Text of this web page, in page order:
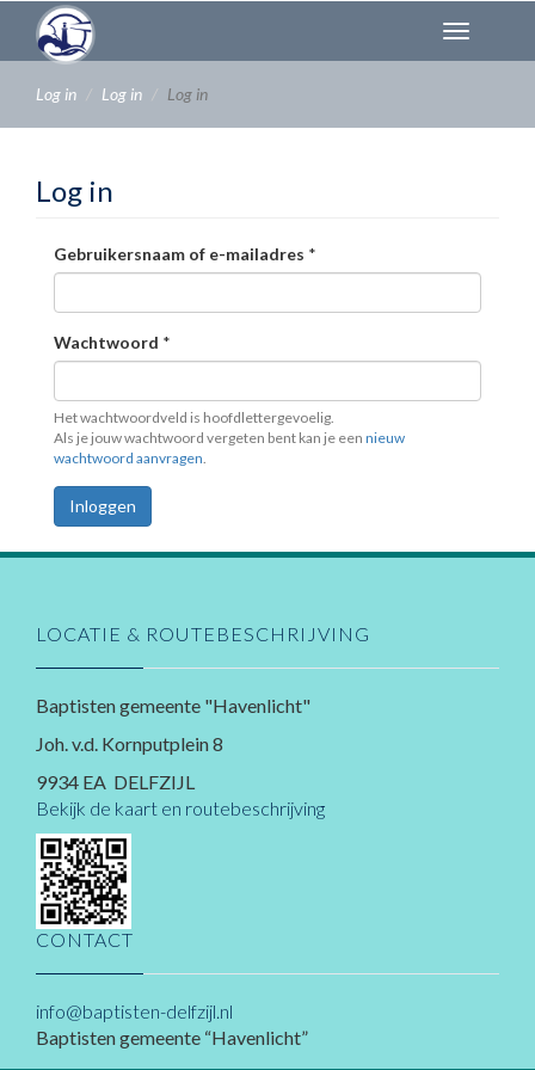
Overslaan
naar
inhoud
gaan
Log in
Log in Log in
Log in
Gebruikersnaam of e-mailadres *
Wachtwoord *
Het wachtwoordveld is hoofdlettergevoelig.
Als je jouw wachtwoord vergeten bent kan je een nieuw
wachtwoord aanvragen.
Inloggen
LOCATIE & ROUTEBESCHRIJVING
Baptisten gemeente "Havenlicht"
Joh. v.d. Kornputplein 8
9934 EA DELFZIJL
Bekijk de kaart en routebeschrijving
CONTACT
info@baptisten-delfzijl.nl
Baptisten gemeente “Havenlicht”